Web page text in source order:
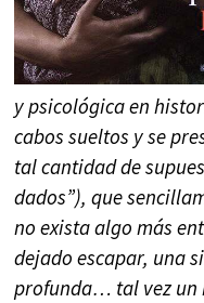
y psicológica en
cabos sueltos y se
tal cantidad de
dados”), que
no exista algo más
dejado escapar, una
profunda… tal vez un